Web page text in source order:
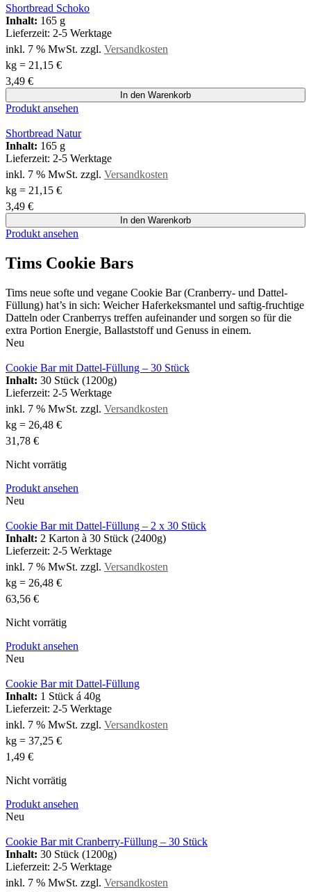
Shortbread Schoko
Inhalt: 165 g
Lieferzeit: 2-5 Werktage
inkl. 7 % MwSt. zzgl. Versandkosten
kg = 21,15 €
3,49 €
In den Warenkorb
Produkt ansehen
Shortbread Natur
Inhalt: 165 g
Lieferzeit: 2-5 Werktage
inkl. 7 % MwSt. zzgl. Versandkosten
kg = 21,15 €
3,49 €
In den Warenkorb
Produkt ansehen
Tims Cookie Bars
Tims neue softe und vegane Cookie Bar (Cranberry- und Dattel-
Füllung) hat’s in sich: Weicher Haferkeksmantel und saftig-fruchtige
Datteln oder Cranberrys treffen aufeinander und sorgen so für die
extra Portion Energie, Ballaststoff und Genuss in einem.
Neu
Cookie Bar mit Dattel-Füllung – 30 Stück
Inhalt: 30 Stück (1200g)
Lieferzeit: 2-5 Werktage
inkl. 7 % MwSt. zzgl. Versandkosten
kg = 26,48 €
31,78 €
Nicht vorrätig
Produkt ansehen
Neu
Cookie Bar mit Dattel-Füllung – 2 x 30 Stück
Inhalt: 2 Karton à 30 Stück (2400g)
Lieferzeit: 2-5 Werktage
inkl. 7 % MwSt. zzgl. Versandkosten
kg = 26,48 €
63,56 €
Nicht vorrätig
Produkt ansehen
Neu
Cookie Bar mit Dattel-Füllung
Inhalt: 1 Stück á 40g
Lieferzeit: 2-5 Werktage
inkl. 7 % MwSt. zzgl. Versandkosten
kg = 37,25 €
1,49 €
Nicht vorrätig
Produkt ansehen
Neu
Cookie Bar mit Cranberry-Füllung – 30 Stück
Inhalt: 30 Stück (1200g)
Lieferzeit: 2-5 Werktage
inkl. 7 % MwSt. zzgl. Versandkosten